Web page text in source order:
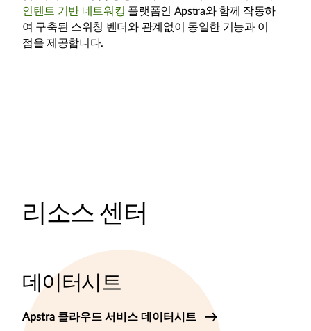
인텐트 기반 네트워킹 플랫폼인 Apstra와 함께 작동하
여 구축된 스위칭 벤더와 관계없이 동일한 기능과 이
점을 제공합니다.
리소스 센터
데이터시트
Apstra 클라우드 서비스 데이터시트